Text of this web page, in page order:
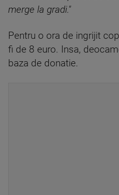
merge la gradi."
Pentru o ora de ingrijit
fi de 8 euro. Insa,
baza de donatie.